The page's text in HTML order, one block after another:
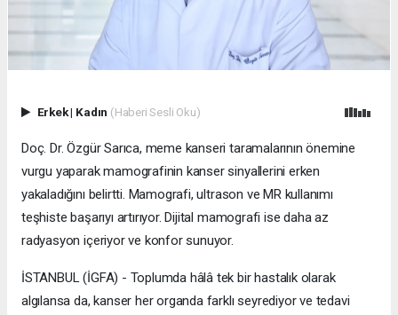
Erkek| Kadın (Haberi Sesli Oku)
Doç. Dr. Özgür Sarıca, meme kanseri taramalarının önemine
vurgu yaparak mamografinin kanser sinyallerini erken
yakaladığını belirtti. Mamografi, ultrason ve MR kullanımı
teşhiste başarıyı artırıyor. Dijital mamografi ise daha az
radyasyon içeriyor ve konfor sunuyor.
İSTANBUL (İGFA) - Toplumda hâlâ tek bir hastalık olarak
algılansa da, kanser her organda farklı seyrediyor ve tedavi